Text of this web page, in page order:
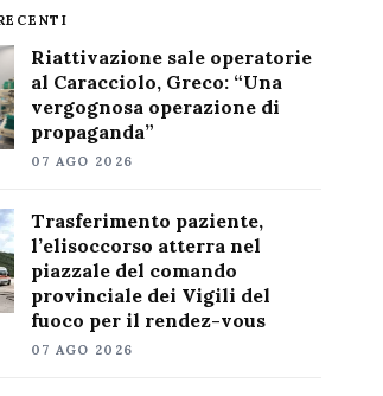
Riattivazione sale operatorie
al Caracciolo, Greco: “Una
vergognosa operazione di
propaganda”
07 AGO 2026
Trasferimento paziente,
l’elisoccorso atterra nel
piazzale del comando
provinciale dei Vigili del
fuoco per il rendez-vous
07 AGO 2026